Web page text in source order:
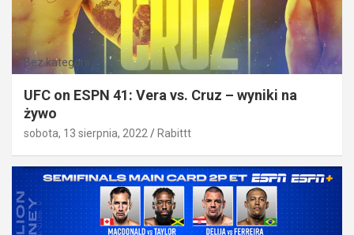
Bez kategorii
UFC on ESPN 41: Vera vs. Cruz – wyniki na
żywo
sobota, 13 sierpnia, 2022 Rabittt